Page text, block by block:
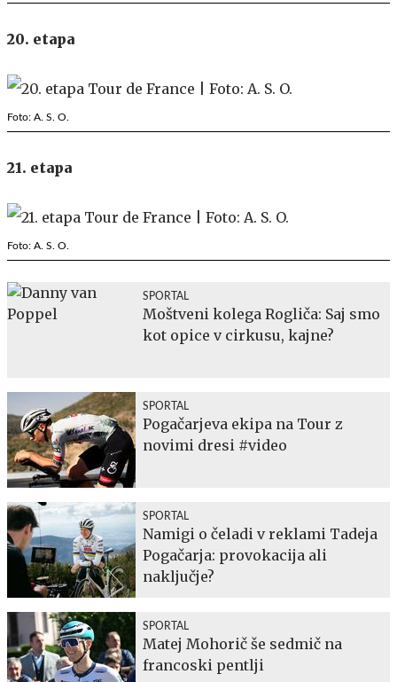
20. etapa
Foto: A. S. O.
21. etapa
Foto: A. S. O.
SPORTAL
Moštveni kolega Rogliča: Saj smo
kot opice v cirkusu, kajne?
SPORTAL
Pogačarjeva ekipa na Tour z
novimi dresi #video
SPORTAL
Namigi o čeladi v reklami Tadeja
Pogačarja: provokacija ali
naključje?
SPORTAL
Matej Mohorič še sedmič na
francoski pentlji